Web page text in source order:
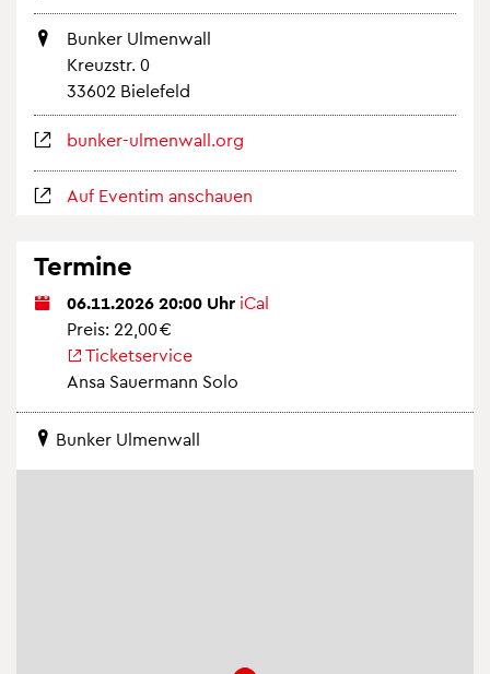
Bun­ker Ul­men­wall
Kreuz­str. 0
33602 Bie­le­feld
bun­ker-ul­men­wall.org
Auf Even­tim an­schau­en
Ter­mi­ne
06.11.2026 20:00 Uhr iCal
Preis: 22,00 €
Ti­cket­ser­vice
Ansa Sauer­mann Solo
Bun­ker Ul­men­wall